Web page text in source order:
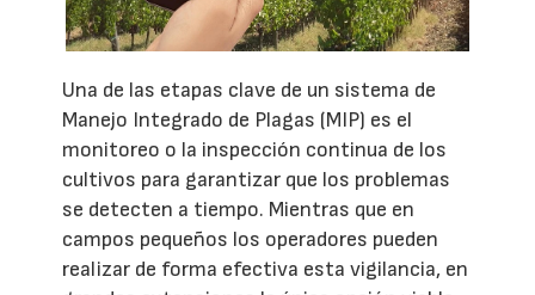
Una de las etapas clave de un sistema de
Manejo Integrado de Plagas (MIP) es el
monitoreo o la inspección continua de los
cultivos para garantizar que los problemas
se detecten a tiempo. Mientras que en
campos pequeños los operadores pueden
realizar de forma efectiva esta vigilancia, en